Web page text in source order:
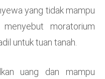
yang tidak mampu
moratorium
untuk tuan tanah.
uang dan mampu